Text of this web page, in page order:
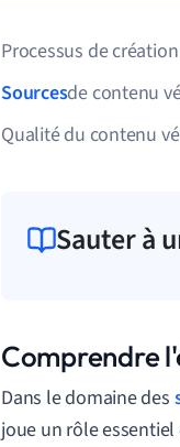
Processus de
Sourcesde contenu
Qualité du contenu
Sauter à
Comprendre
Dans le domaine des
joue un rôle